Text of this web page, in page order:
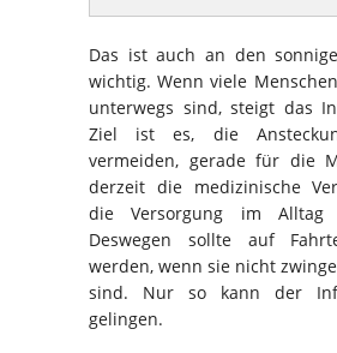
Das ist auch an den
wichtig. Wenn viele
unterwegs sind, steigt das
Ziel ist es, die
vermeiden, gerade für die
derzeit die medizinische
die Versorgung im Alltag
Deswegen sollte auf
werden, wenn sie nicht
sind. Nur so kann der
gelingen.